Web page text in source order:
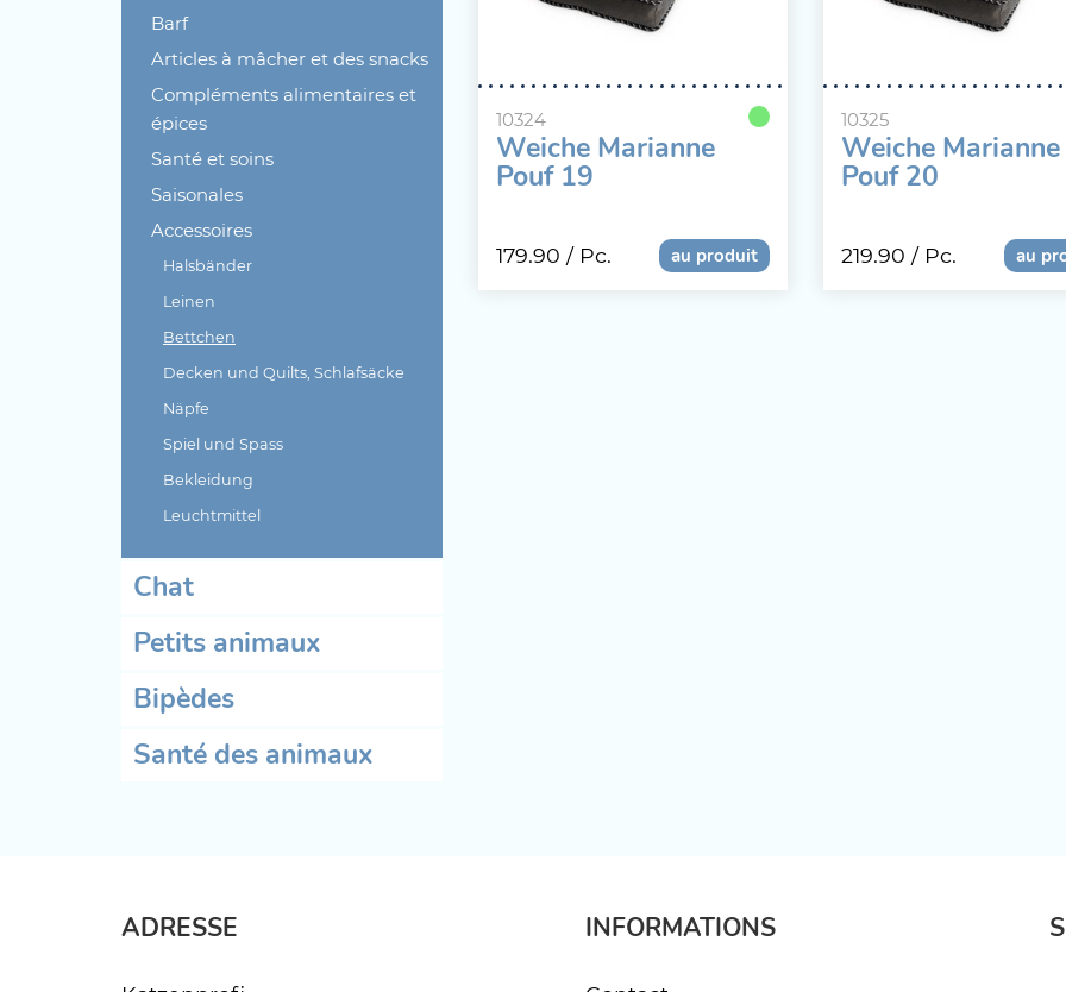
Barf
Articles à mâcher et des snacks
Compléments alimentaires et
épices
Santé et soins
Saisonales
Accessoires
Halsbänder
Leinen
Bettchen
Decken und Quilts, Schlafsäcke
Näpfe
Spiel und Spass
Bekleidung
Leuchtmittel
Chat
Petits animaux
Bipèdes
Santé des animaux
10324
Weiche Marianne
Pouf 19
au produit
179.90 / Pc.
10325
Weiche Marianne
Pouf 20
au
219.90 / Pc.
ADRESSE INFORMATIONS